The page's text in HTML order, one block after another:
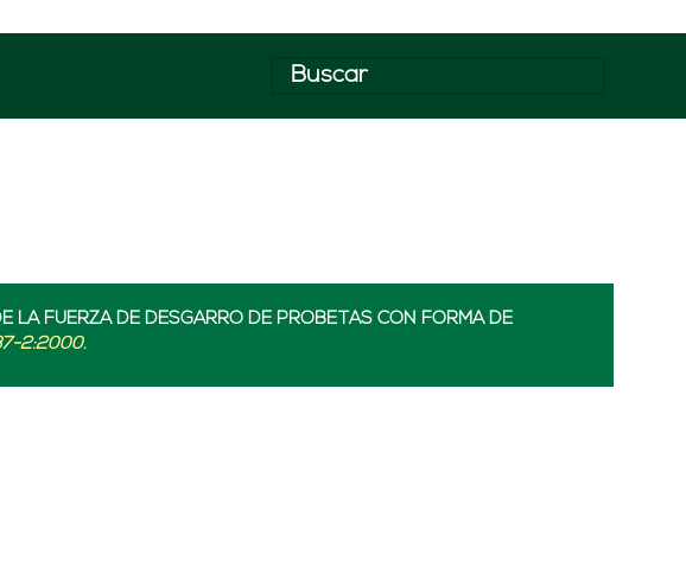
LA FUERZA DE DESGARRO DE PROBETAS CON FORMA DE
2:2000.